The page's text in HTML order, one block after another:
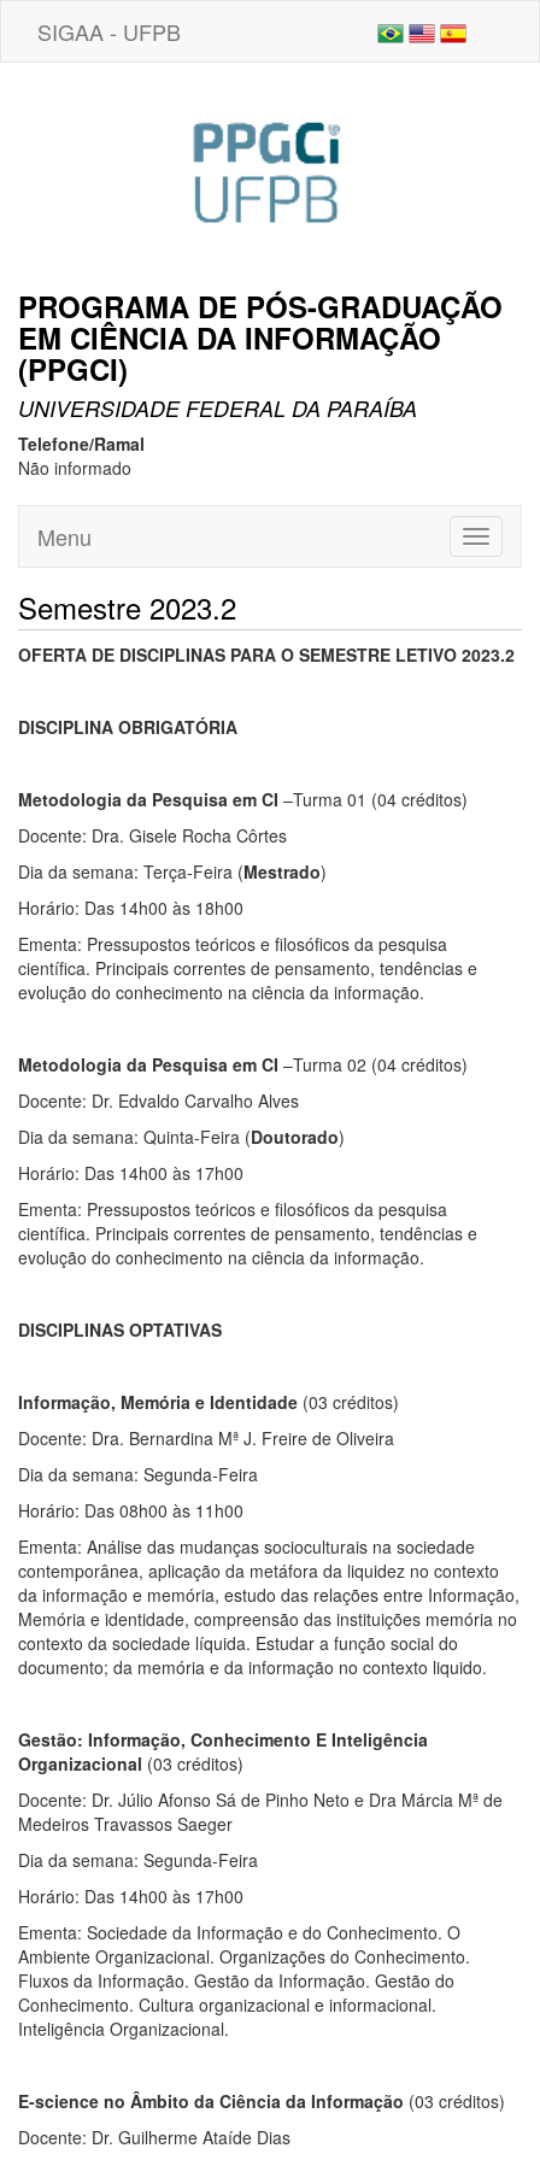
SIGAA - UFPB
PROGRAMA DE PÓS-GRADUAÇÃO
EM CIÊNCIA DA INFORMAÇÃO
(PPGCI)
UNIVERSIDADE FEDERAL DA PARAÍBA
Telefone/Ramal
Não informado
Toggle
Menu
Semestre 2023.2
OFERTA DE DISCIPLINAS PARA O SEMESTRE LETIVO 2023.2
DISCIPLINA OBRIGATÓRIA
Metodologia da Pesquisa em CI –Turma 01 (04 créditos)
Docente: Dra. Gisele Rocha Côrtes
Dia da semana: Terça-Feira (Mestrado)
Horário: Das 14h00 às 18h00
Ementa: Pressupostos teóricos e filosóficos da pesquisa
científica. Principais correntes de pensamento, tendências e
evolução do conhecimento na ciência da informação.
Metodologia da Pesquisa em CI –Turma 02 (04 créditos)
Docente: Dr. Edvaldo Carvalho Alves
Dia da semana: Quinta-Feira (Doutorado)
Horário: Das 14h00 às 17h00
Ementa: Pressupostos teóricos e filosóficos da pesquisa
científica. Principais correntes de pensamento, tendências e
evolução do conhecimento na ciência da informação.
DISCIPLINAS OPTATIVAS
Informação, Memória e Identidade (03 créditos)
Docente: Dra. Bernardina Mª J. Freire de Oliveira
Dia da semana: Segunda-Feira
Horário: Das 08h00 às 11h00
Ementa: Análise das mudanças socioculturais na sociedade
contemporânea, aplicação da metáfora da liquidez no contexto
da informação e memória, estudo das relações entre Informação,
Memória e identidade, compreensão das instituições memória no
contexto da sociedade líquida. Estudar a função social do
documento; da memória e da informação no contexto liquido.
Gestão: Informação, Conhecimento E Inteligência
Organizacional (03 créditos)
Docente: Dr. Júlio Afonso Sá de Pinho Neto e Dra Márcia Mª de
Medeiros Travassos Saeger
Dia da semana: Segunda-Feira
Horário: Das 14h00 às 17h00
Ementa: Sociedade da Informação e do Conhecimento. O
Ambiente Organizacional. Organizações do Conhecimento.
Fluxos da Informação. Gestão da Informação. Gestão do
Conhecimento. Cultura organizacional e informacional.
Inteligência Organizacional.
E-science no Âmbito da Ciência da Informação (03 créditos)
Docente: Dr. Guilherme Ataíde Dias